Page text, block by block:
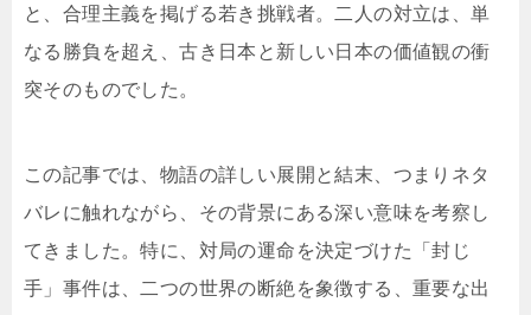
と、合理主義を掲げる若き挑戦者。二人の対立は、単
なる勝負を超え、古き日本と新しい日本の価値観の衝
突そのものでした。
この記事では、物語の詳しい展開と結末、つまりネタ
バレに触れながら、その背景にある深い意味を考察し
てきました。特に、対局の運命を決定づけた「封じ
手」事件は、二つの世界の断絶を象徴する、重要な出